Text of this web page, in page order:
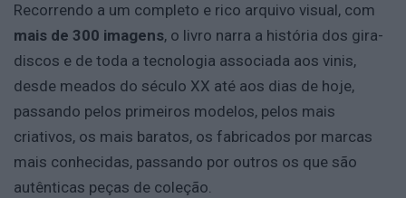
Recorrendo a um completo e rico arquivo visual, com
mais de 300 imagens, o livro narra a história dos gira-
discos e de toda a tecnologia associada aos vinis,
desde meados do século XX até aos dias de hoje,
passando pelos primeiros modelos, pelos mais
criativos, os mais baratos, os fabricados por marcas
mais conhecidas, passando por outros os que são
autênticas peças de coleção.